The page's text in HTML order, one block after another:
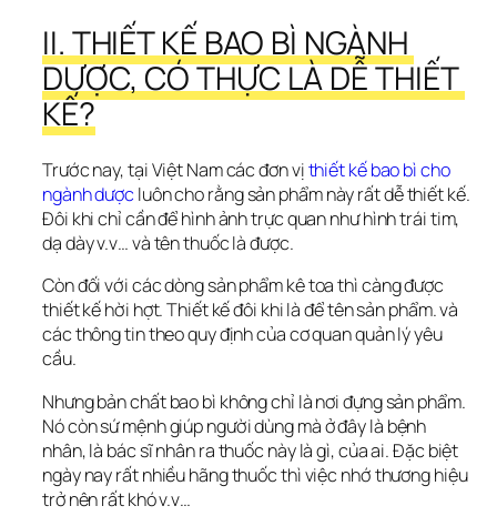
II. THIẾT KẾ BAO BÌ NGÀNH
DƯỢC, CÓ THỰC LÀ DỄ THIẾT
KẾ?
Trước nay, tại Việt Nam các đơn vị thiết kế bao bì cho
ngành dược luôn cho rằng sản phẩm này rất dễ thiết kế.
Đôi khi chỉ cần để hình ảnh trực quan như hình trái tim,
dạ dày v.v… và tên thuốc là được.
Còn đối với các dòng sản phẩm kê toa thì càng được
thiết kế hời hợt. Thiết kế đôi khi là để tên sản phẩm. và
các thông tin theo quy định của cơ quan quản lý yêu
cầu.
Nhưng bản chất bao bì không chỉ là nơi đựng sản phẩm.
Nó còn sứ mệnh giúp người dùng mà ở đây là bệnh
nhân, là bác sĩ nhân ra thuốc này là gì, của ai. Đặc biệt
ngày nay rất nhiều hãng thuốc thì việc nhớ thương hiệu
trở nên rất khó v.v…